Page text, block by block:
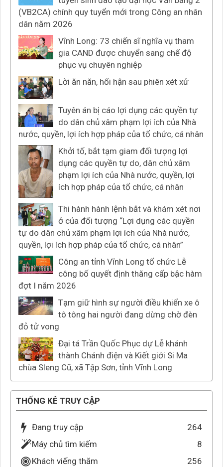
(VB2CA) chính quy tuyển mới trong Công an nhân
dân năm 2026
Vĩnh Long: 73 chiến sĩ nghĩa vụ tham
gia CAND được chuyển sang chế độ
phục vụ chuyên nghiệp
Lời ăn năn, hối hận sau phiên xét xử
Tuyên án bị cáo lợi dụng các quyền tự
do dân chủ xâm phạm lợi ích của Nhà
nước, quyền, lợi ích hợp pháp của tổ chức, cá nhân
Khởi tố, bắt tạm giam đối tượng lợi
dụng các quyền tự do, dân chủ xâm
phạm lợi ích của Nhà nước, quyền, lợi
ích hợp pháp của tổ chức, cá nhân
Thi hành hành lệnh bắt và khám xét nơi
ở của đối tượng “Lợi dụng các quyền
tự do dân chủ xâm phạm lợi ích của Nhà nước,
quyền, lợi ích hợp pháp của tổ chức, cá nhân”
Công an tỉnh Vĩnh Long tổ chức Lễ
công bố quyết định thăng cấp bậc hàm
đợt I năm 2026
Tạm giữ hình sự người điều khiển xe ô
tô tông hai người đang dừng chờ đèn
đỏ tử vong
Đại tá Trần Quốc Phục dự Lễ khánh
thành Chánh điện và Kiết giới Si Ma
chùa Sleng Cũ, xã Tập Sơn, tỉnh Vĩnh Long
THỐNG KÊ TRUY CẬP
Đang truy cập
264
Máy chủ tìm kiếm
8
Khách viếng thăm
256